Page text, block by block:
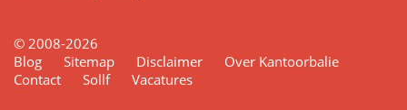
© 2008-2026
Blog
Sitemap Disclaimer
Over Kantoorbalie
Contact
Sollf Vacatures